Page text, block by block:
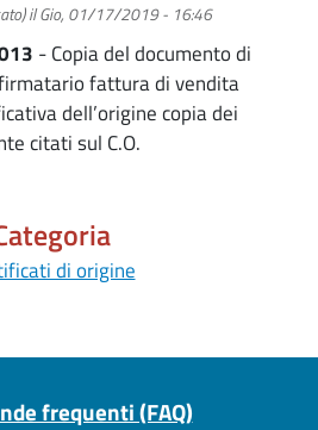
ilGio, 01/17/2019 - 16:46
- Copia del documento di
fattura di vendita
dell’origine copia dei
citati sul C.O.
di origine
frequenti (FAQ)